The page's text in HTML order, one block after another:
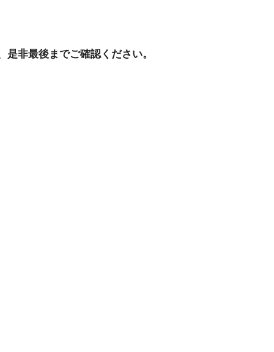
非最後までご確認ください。